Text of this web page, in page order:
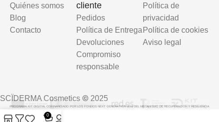
Quiénes somos
Blog
Contacto
cliente
Pedidos
Política de Entrega
Devoluciones
Compromiso
responsable
Política de
privacidad
Política de cookies
Aviso legal
SCÏDERMA Cosmetics © 2025
PROGRAMA KIT DIGITAL COFINANCIADO POR LOS FONDOS NEXT GENERATION (EU) DEL MECANISMO DE RECUPERACIÓN Y RESILIENCIA
0